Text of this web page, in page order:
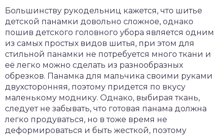
Большинству рукодельниц кажется, что шитье
детской панамки довольно сложное, однако
пошив детского головного убора является одним
из самых простых видов шитья, при этом для
стильной панамки не потребуется много ткани и
её легко можно сделать из разнообразных
обрезков. Панамка для мальчика своими руками
двухсторонняя, поэтому придется по вкусу
маленькому моднику. Однако, выбирая ткань,
следует не забывать, что готовая панама должна
легко продуваться, но в тоже время не
деформироваться и быть жесткой, поэтому